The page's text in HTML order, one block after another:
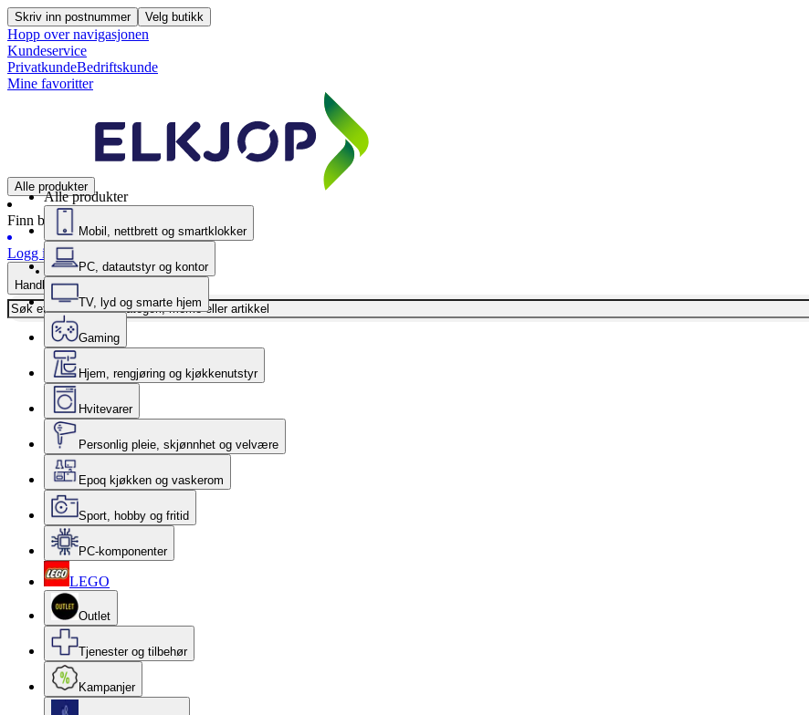
Skriv inn postnummer Velg butikk
Hopp over navigasjonen
Kundeservice
PrivatkundeBedriftskunde
Mine favoritter
Alle produkter
Finn butikk
Logg inn
Handlekurv
Alle produkter
Mobil, nettbrett og smartklokker
PC, datautstyr og kontor
TV, lyd og smarte hjem
Gaming
Hjem, rengjøring og kjøkkenutstyr
Hvitevarer
Personlig pleie, skjønnhet og velvære
Epoq kjøkken og vaskerom
Sport, hobby og fritid
PC-komponenter
LEGO
Outlet
Tjenester og tilbehør
Kampanjer